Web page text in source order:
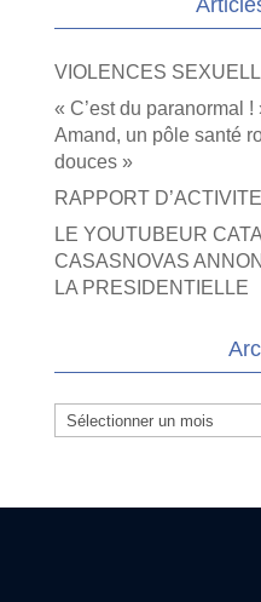
VIOLENCES
« C’est du paranormal
Amand, un pôle santé
douces »
RAPPORT
LE YOUTUBEUR
CASASNOVAS
LA PRESIDENTIELLE
Archives